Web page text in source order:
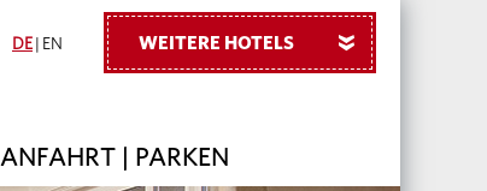
DE EN
ANFAHRT | PARKEN
WEITERE HOTELS »